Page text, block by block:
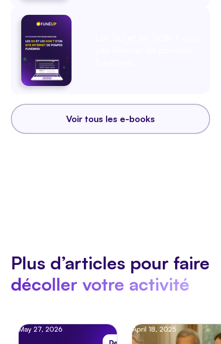
Voir tous les e-books
Plus d’articles pour faire
décoller votre activité
May 27, 2026 April 18, 2025